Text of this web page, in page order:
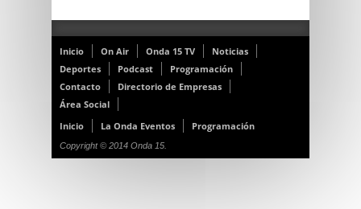
Inicio On Air Onda 15 TV
Noticias
Deportes
Podcast
Programación
Contacto
Directorio de Empresas
Área Social
Inicio
La Onda Eventos Programación
Copyright © 2014 Onda 15.